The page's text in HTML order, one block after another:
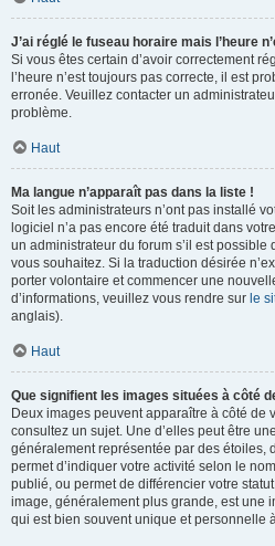
J’ai réglé le fuseau horaire mais l’heure
Si vous êtes certain d’avoir correctement
l’heure n’est toujours pas correcte, il est
erronée. Veuillez contacter un
problème.
Haut
Ma langue n’apparaît pas dans la liste !
Soit les administrateurs n’ont pas installé
logiciel n’a pas encore été traduit dans
un administrateur du forum s’il est possible
vous souhaitez. Si la traduction désirée
porter volontaire et commencer une
d’informations, veuillez vous rendre sur le
anglais).
Haut
Que signifient les images situées à côté
Deux images peuvent apparaître à côté de
consultez un sujet. Une d’elles peut être
généralement représentée par des étoiles,
permet d’indiquer votre activité selon le
publié, ou permet de différencier votre
image, généralement plus grande, est une
qui est bien souvent unique et personnelle